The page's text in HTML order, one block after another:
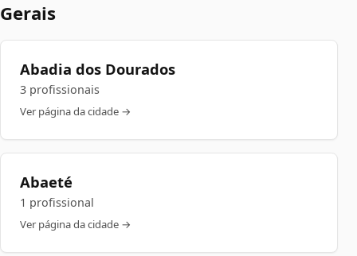
Gerais
Abadia dos Dourados
3 profissionais
Ver página da cidade →
Abaeté
1 profissional
Ver página da cidade →